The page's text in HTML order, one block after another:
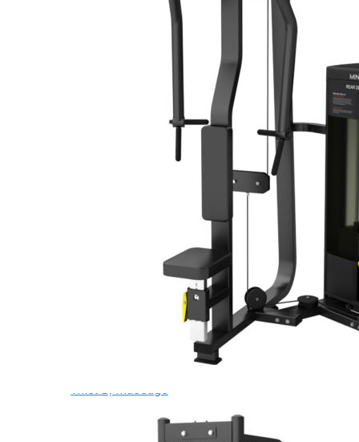
Xe Đạp Tập Thể Dục
Máy Tập Thể Dục ( Cardio )
Máy Chạy Bộ
Xe Đạp Tập Thể Dục
Xe đạp ngồi có tựa lưng
Máy Trượt Tuyết
Máy Chèo Thuyền
Máy Leo Cầu Thang
Máy Rung Bụng
Máy tập phục hồi chức năng
Thiết Bị Phòng Gym chuyên dụng
Dàn Tập Thể Lực 360
Máy tập Home Gym
Giàn Tạ Đa Năng
Dụng Cụ Tập Thể Lực
Thiết Bị Massage
Dụng cụ Massage